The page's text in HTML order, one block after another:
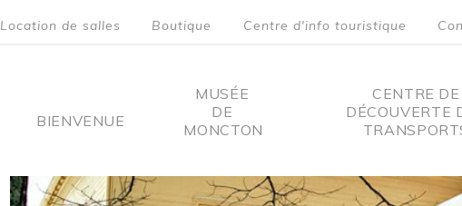
Location de salles Boutique Centre d'info touristique
Main
BIENVENUE
MUSÉE
DE
MONCTON
CENTRE DE
DÉCOUVERTE